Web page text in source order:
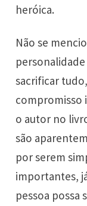
heróica.
Não se
sacrificar
compromisso
o autor no
são
por serem
importantes,
pessoa possa